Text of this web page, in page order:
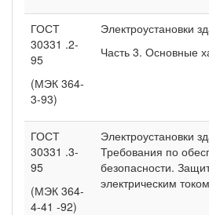
ГОСТ
30331 .2-
95
(МЭК 364-
3-93)
Электроустановки
Часть 3. Основные
ГОСТ
30331 .3-
95
(МЭК 364-
4-41 -92)
Электроустановки
Требования по
безопасности.
электрическим током